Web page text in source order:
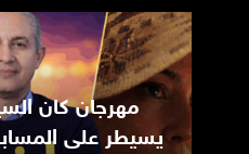
يسيطر على